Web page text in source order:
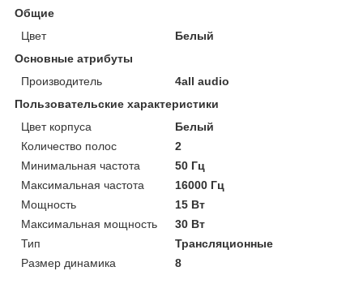
Общие
Цвет
Белый
Основные атрибуты
Производитель
4all audio
Пользовательские характеристики
Цвет корпуса
Белый
Количество полос
2
Минимальная частота
50 Гц
Максимальная частота
16000 Гц
Мощность
15 Вт
Максимальная мощность
30 Вт
Тип
Трансляционные
Размер динамика
8